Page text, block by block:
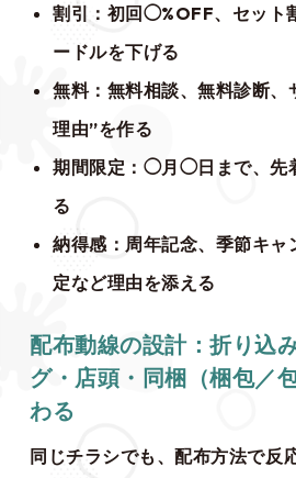
割引：初回◯%OFF、セット
ードルを下げる
無料：無料相談、無料診断、
理由”を作る
期間限定：◯月◯日まで、先
る
納得感：周年記念、季節キャ
定など理由を添える
配布動線の設計：折り込
グ・店頭・同梱（梱包／
わる
同じチラシでも、配布方法で反